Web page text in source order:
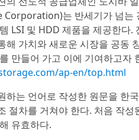
는 반세기가 넘는
LSI 및 HDD 제품을 제공한다
해 가치와 새로운 시장을 공동
만들어 가고 이에 기여하고자
ap-en/top.html
하는 언어로 작성한 원문을 한
절차를 거쳐야 한다. 처음 작
유효하다.